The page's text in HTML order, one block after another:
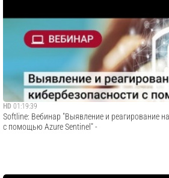
HD 01:19:39
​Softline: Вебинар "Выявление и реагирование
с помощью Azure Sentinel" -